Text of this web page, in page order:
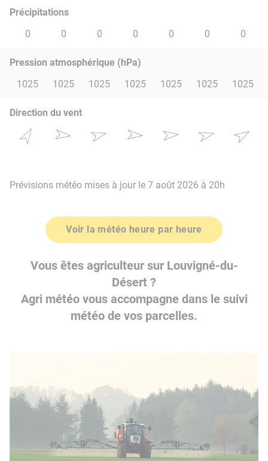
Précipitations
0
0 0 0 0 0 0
Pression atmosphérique (hPa)
1025
1025 1025 1025 1025 1025 1025
Direction du vent
Prévisions météo mises à jour le 7 août 2026 à 20h
Voir la météo heure par heure
Vous êtes agriculteur sur Louvigné-du-
Désert ?
Agri météo vous accompagne dans le suivi
météo de vos parcelles.